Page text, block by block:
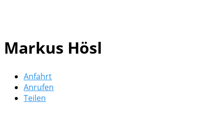
Markus Hösl
Anfahrt
Anrufen
Teilen